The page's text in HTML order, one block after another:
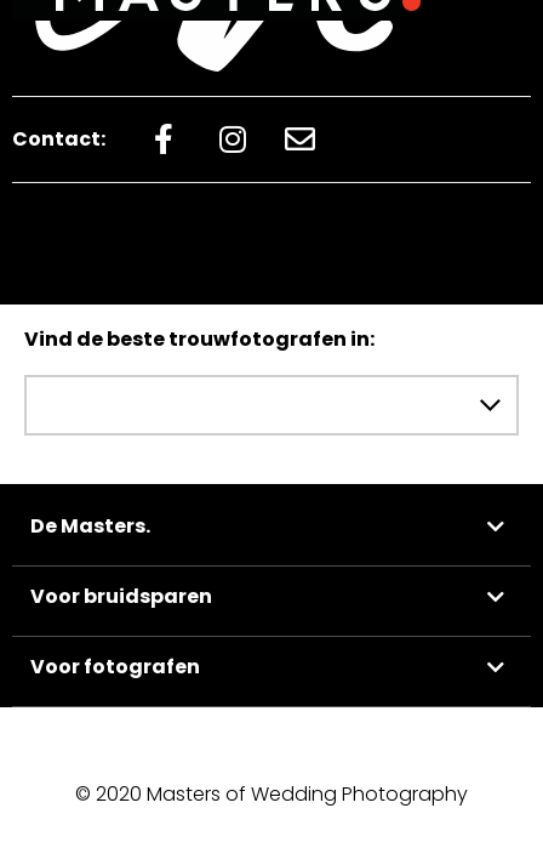
Contact:
Vind de beste trouwfotografen in:
De Masters.
Voor bruidsparen
Voor fotografen
© 2020 Masters of Wedding Photography